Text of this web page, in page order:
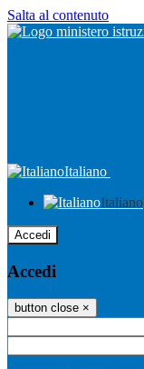
Salta al contenuto
Italiano
Italiano
Accedi
Accedi
button close ×